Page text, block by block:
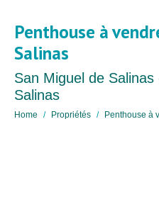
Penthouse à
Salinas
San Miguel de
Salinas
Home Propriétés Penthouse à